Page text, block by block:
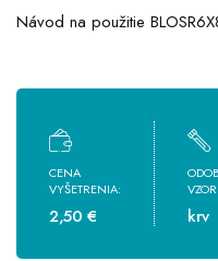
Návod na použitie
CENA
VYŠETRENIA:
2,50 € krv